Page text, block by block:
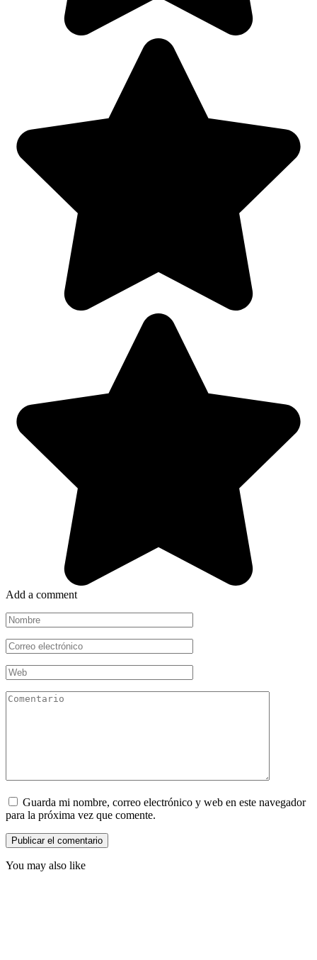
Add a comment
Nombre
*
Correo
electrónico
*Web
Comentario
Guarda mi nombre, correo electrónico y web en este navegador
para la próxima vez que comente.
You may also like